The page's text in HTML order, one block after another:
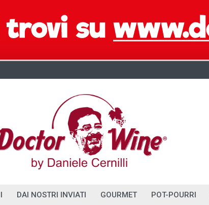
DAI NOSTRI INVIATI GOURMET POT-POURRI